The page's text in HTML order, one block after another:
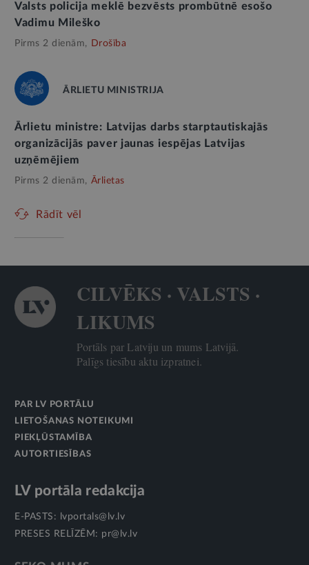
Valsts policija meklē bezvēsts prombūtnē esošo
Vadimu Mileško
Pirms 2 dienām, Drošība
ĀRLIETU MINISTRIJA
Ārlietu ministre: Latvijas darbs starptautiskajās
organizācijās paver jaunas iespējas Latvijas
uzņēmējiem
Pirms 2 dienām, Ārlietas
Rādīt vēl
CILVĒKS · VALSTS ·
LIKUMS
Portāls par Latviju un mums Latvijā.
Palīgs tiesību aktu izpratnei.
PAR LV PORTĀLU
LIETOŠANAS NOTEIKUMI
PIEKĻŪSTAMĪBA
AUTORTIESĪBAS
LV portāla redakcija
E-PASTS:
lvportals@lv.lv
PRESES RELĪZĒM: pr@lv.lv